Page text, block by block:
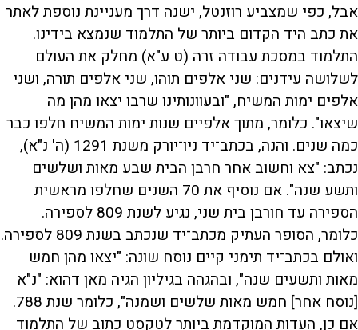
אבל, כפי שמצביע רוזנטל, ישנה דרך מעניינת נוספת לאתר
את כתב היד הקדום ביותר של התלמוד שנמצא בידינו.
התלמוד במסכת עבודה זרה (ט ע"א) מחלק את העולם
לשלושה עידנים: שני אלפים תוהו, שני אלפים תורה, ושני
אלפים ימות המשיח, "ובעוונותינו שרבו יצאו מהן מה
שיצאו". כלומר, מתוך אלפיים שנות ימות המשיח חלפו כבר
כמה שנים. והנה, בכתב־יד ניו־יורק משנת 1291 (ה' נ"א),
נכתב: "צא וחשוב אחר חרבן הבית שבע מאות ושלשים
ותשע שנה". אם נוסיף את 70 השנים שחלפו מראשית
הספירה עד חורבן בית שני, נגיע לשנת 809 לספירה.
כלומר, הסופר העתיק מכתב־יד שנכתב בשנת 809 לספירה.
ואולם בכתב־יד תימני קיים נוסח שונה: "יצאו מהן חמש
מאות ותשעים שנה", ובהגהה בגיליון הגיה מאן דהוא: "נ"א
[נוסח אחר] חמש מאות שלשים ושמנה", כלומר שנת 788.
אם כן, העדות המוקדמת ביותר לטקסט כתוב של התלמוד